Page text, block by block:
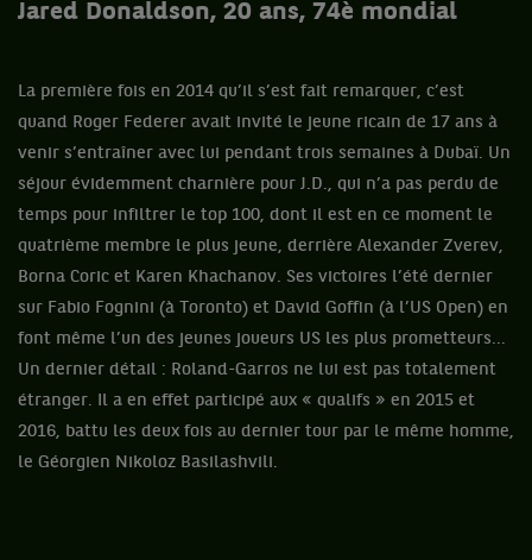
Jared Donaldson, 20 ans, 74è mondial
La première fois en 2014 qu’il s’est fait remarquer, c’est
quand Roger Federer avait invité le jeune ricain de 17 ans à
venir s’entraîner avec lui pendant trois semaines à Dubaï. Un
séjour évidemment charnière pour J.D., qui n’a pas perdu de
temps pour infiltrer le top 100, dont il est en ce moment le
quatrième membre le plus jeune, derrière Alexander Zverev,
Borna Coric et Karen Khachanov. Ses victoires l’été dernier
sur Fabio Fognini (à Toronto) et David Goffin (à l’US Open) en
font même l’un des jeunes joueurs US les plus prometteurs...
Un dernier détail : Roland-Garros ne lui est pas totalement
étranger. Il a en effet participé aux « qualifs » en 2015 et
2016, battu les deux fois au dernier tour par le même homme,
le Géorgien Nikoloz Basilashvili.